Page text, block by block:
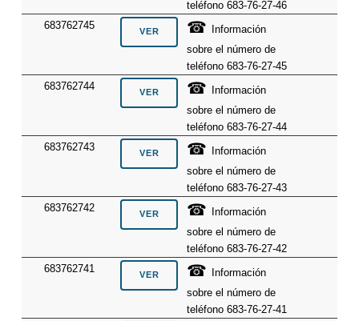
teléfono 683-76-27-46
683762745
☎
Información
sobre el número de
teléfono 683-76-27-45
683762744
☎
Información
sobre el número de
teléfono 683-76-27-44
683762743
☎
Información
sobre el número de
teléfono 683-76-27-43
683762742
☎
Información
sobre el número de
teléfono 683-76-27-42
683762741
☎
Información
sobre el número de
teléfono 683-76-27-41